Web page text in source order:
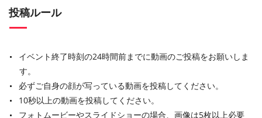
投稿ルール
イベント終了時刻の24時間前までに動画のご投稿をお願いしま
す。
必ずご自身の顔が写っている動画を投稿してください。
10秒以上の動画を投稿してください。
フォトムービーやスライドショーの場合、画像は5枚以上必要